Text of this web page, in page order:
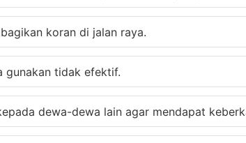
koran di jalan raya.
gunakan tidak efektif.
dewa-dewa lain agar mendapat